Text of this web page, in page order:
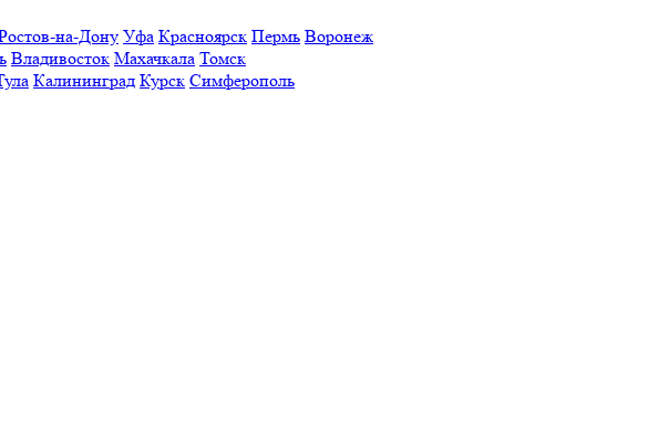
на-Дону Уфа Красноярск Пермь Воронеж
Владивосток Махачкала Томск
Калининград Курск Симферополь